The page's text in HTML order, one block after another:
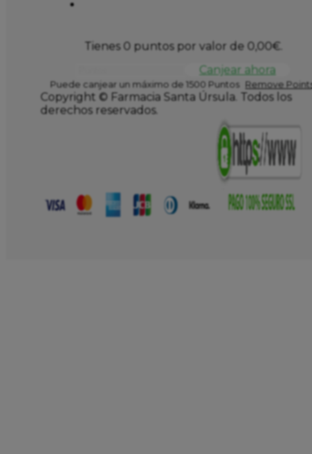
Tienes 0 puntos por valor de 0,00€.
Canjear ahora
Puede canjear un máximo de 1500 Puntos Remove
Copyright © Farmacia Santa Úrsula. Todos los
derechos reservados.